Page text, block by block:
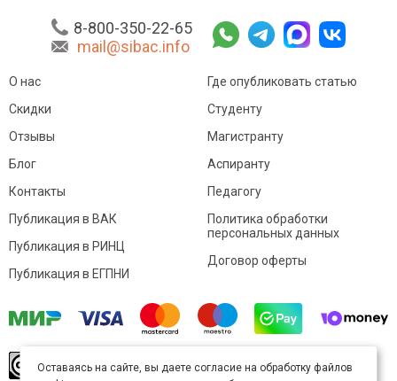
8-800-350-22-65
mail@sibac.info
О нас
Скидки
Отзывы
Блог
Контакты
Где опубликовать статью
Студенту
Магистранту
Аспиранту
Педагогу
Публикация в ВАК
Публикация в РИНЦ
Публикация в ЕГПНИ
Политика обработки
персональных данных
Договор оферты
произведение доступно полицензии Creative
Оставаясь на сайте, вы даете согласие на обработку файлов